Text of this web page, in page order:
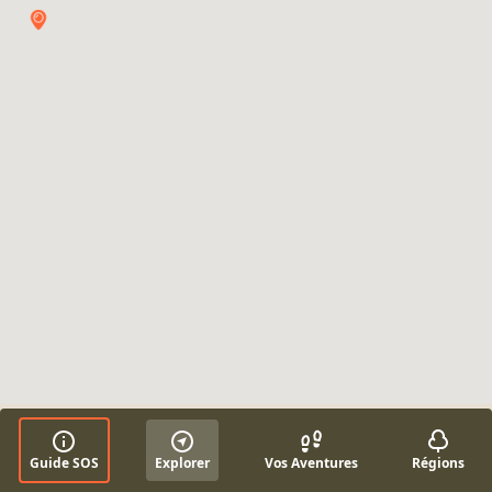
Guide SOS Explorer Vos Aventures Régions